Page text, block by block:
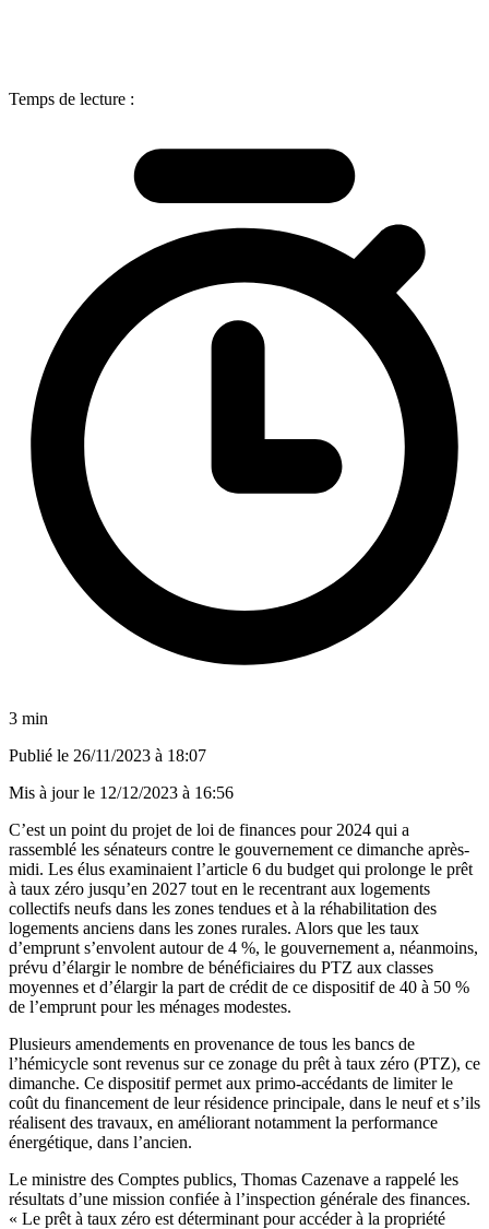
Temps de lecture :
3 min
Publié le 26/11/2023 à 18:07
Mis à jour le 12/12/2023 à 16:56
C’est un point du projet de loi de finances pour 2024 qui a
rassemblé les sénateurs contre le gouvernement ce dimanche après-
midi. Les élus examinaient l’article 6 du budget qui prolonge le prêt
à taux zéro jusqu’en 2027 tout en le recentrant aux logements
collectifs neufs dans les zones tendues et à la réhabilitation des
logements anciens dans les zones rurales. Alors que les taux
d’emprunt s’envolent autour de 4 %, le gouvernement a, néanmoins,
prévu d’élargir le nombre de bénéficiaires du PTZ aux classes
moyennes et d’élargir la part de crédit de ce dispositif de 40 à 50 %
de l’emprunt pour les ménages modestes.
Plusieurs amendements en provenance de tous les bancs de
l’hémicycle sont revenus sur ce zonage du prêt à taux zéro (PTZ), ce
dimanche. Ce dispositif permet aux primo-accédants de limiter le
coût du financement de leur résidence principale, dans le neuf et s’ils
réalisent des travaux, en améliorant notamment la performance
énergétique, dans l’ancien.
Le ministre des Comptes publics, Thomas Cazenave a rappelé les
résultats d’une mission confiée à l’inspection générale des finances.
« Le prêt à taux zéro est déterminant pour accéder à la propriété